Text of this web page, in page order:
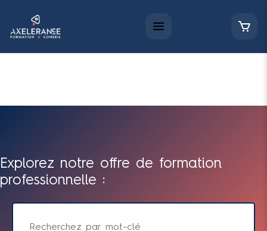
Explorez notre offre de formation
professionnelle :